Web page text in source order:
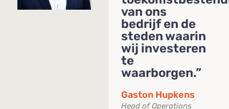
van ons
bedrijf en de
steden waarin
wij investeren
te
waarborgen.”
Gaston Hupkens
Head of Operations